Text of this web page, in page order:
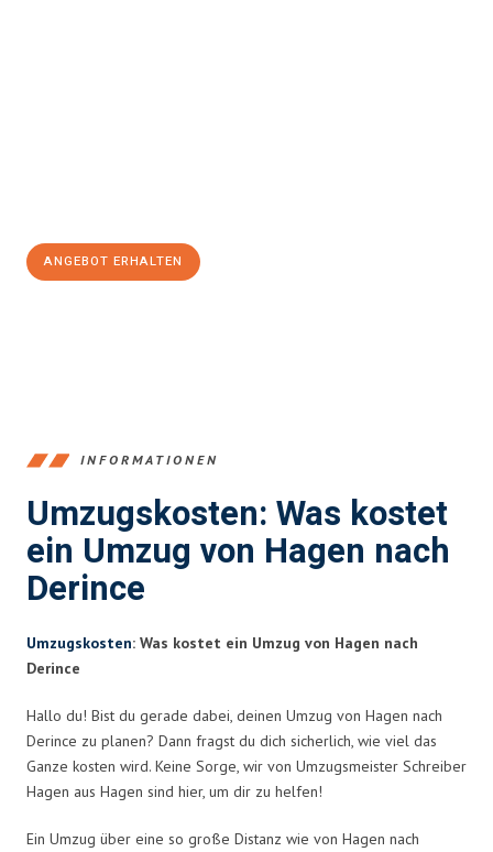
ANGEBOT ERHALTEN
INFORMATIONEN
Umzugskosten: Was kostet
ein Umzug von Hagen nach
Derince
Umzugskosten: Was kostet ein Umzug von Hagen nach
Derince
Hallo du! Bist du gerade dabei, deinen Umzug von Hagen nach
Derince zu planen? Dann fragst du dich sicherlich, wie viel das
Ganze kosten wird. Keine Sorge, wir von Umzugsmeister Schreiber
Hagen aus Hagen sind hier, um dir zu helfen!
Ein Umzug über eine so große Distanz wie von Hagen nach